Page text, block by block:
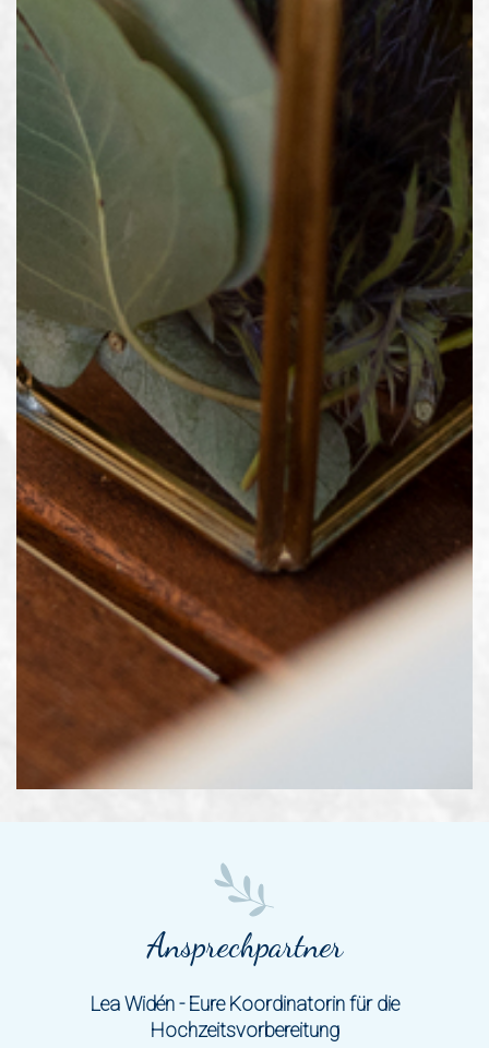
Ansprechpartner
Lea Widén - Eure Koordinatorin für die
Hochzeitsvorbereitung